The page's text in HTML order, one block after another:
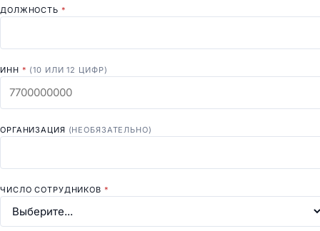
ДОЛЖНОСТЬ *
ИНН * (10 ИЛИ 12 ЦИФР)
ОРГАНИЗАЦИЯ (НЕОБЯЗАТЕЛЬНО)
ЧИСЛО СОТРУДНИКОВ *